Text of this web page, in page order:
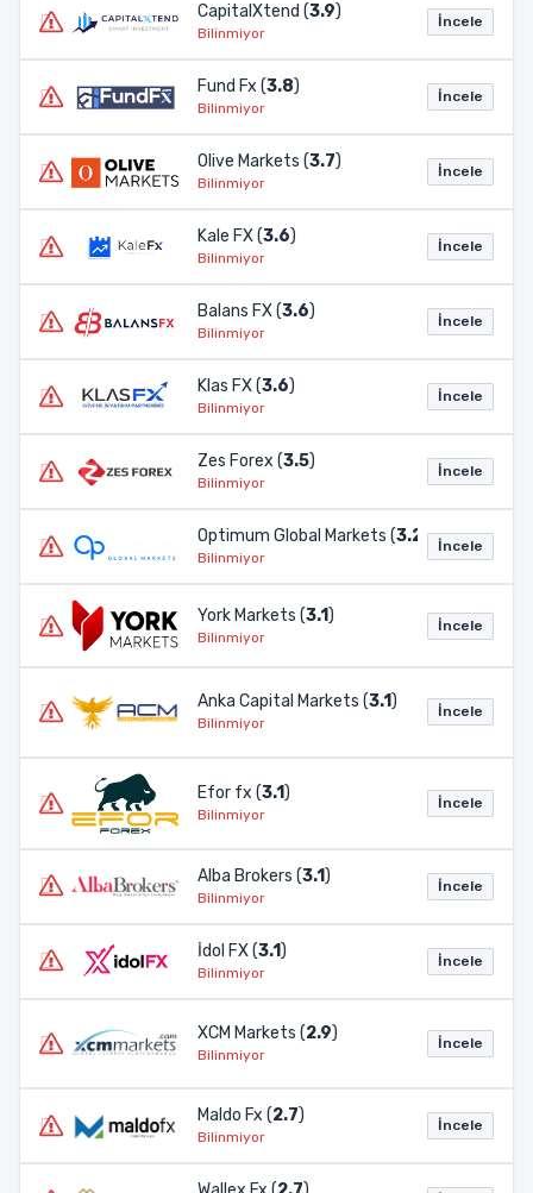
CapitalXtend (3.9)
Bilinmiyor
İncele
Fund Fx (3.8)
Bilinmiyor
İncele
Olive Markets (3.7)
Bilinmiyor
İncele
Kale FX (3.6)
Bilinmiyor
İncele
Balans FX (3.6)
Bilinmiyor
İncele
Klas FX (3.6)
Bilinmiyor
İncele
Zes Forex (3.5)
Bilinmiyor
İncele
Optimum Global Markets (3.2 )
Bilinmiyor
İncele
York Markets (3.1)
Bilinmiyor
İncele
Anka Capital Markets (3.1)
Bilinmiyor
İncele
Efor fx (3.1)
Bilinmiyor
İncele
Alba Brokers (3.1)
Bilinmiyor
İncele
İdol FX (3.1)
Bilinmiyor
İncele
XCM Markets (2.9)
Bilinmiyor
İncele
Maldo Fx (2.7)
Bilinmiyor
İncele